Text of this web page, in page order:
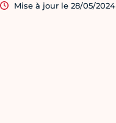
Mise à jour le 28/05/2024